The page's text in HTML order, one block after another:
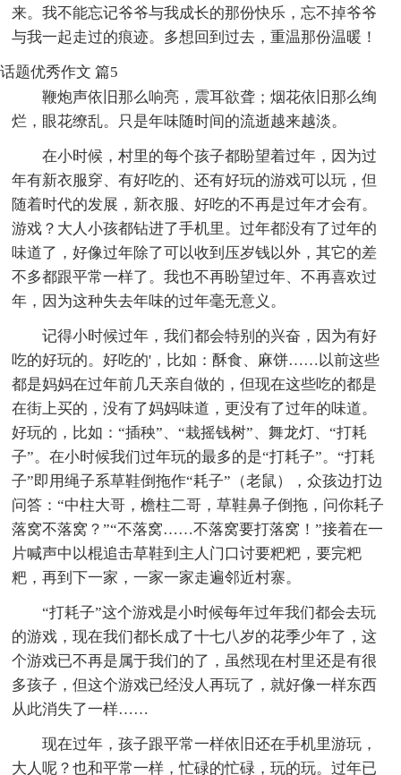
来。我不能忘记爷爷与我成长的那份快乐，忘不掉爷爷
与我一起走过的痕迹。多想回到过去，重温那份温暖！
话题优秀作文 篇5
鞭炮声依旧那么响亮，震耳欲聋；烟花依旧那么绚
烂，眼花缭乱。只是年味随时间的流逝越来越淡。
在小时候，村里的每个孩子都盼望着过年，因为过
年有新衣服穿、有好吃的、还有好玩的游戏可以玩，但
随着时代的发展，新衣服、好吃的不再是过年才会有。
游戏？大人小孩都钻进了手机里。过年都没有了过年的
味道了，好像过年除了可以收到压岁钱以外，其它的差
不多都跟平常一样了。我也不再盼望过年、不再喜欢过
年，因为这种失去年味的过年毫无意义。
记得小时候过年，我们都会特别的兴奋，因为有好
吃的好玩的。好吃的'，比如：酥食、麻饼……以前这些
都是妈妈在过年前几天亲自做的，但现在这些吃的都是
在街上买的，没有了妈妈味道，更没有了过年的味道。
好玩的，比如：“插秧”、“栽摇钱树”、舞龙灯、“打耗
子”。在小时候我们过年玩的最多的是“打耗子”。“打耗
子”即用绳子系草鞋倒拖作“耗子”（老鼠），众孩边打边
问答：“中柱大哥，檐柱二哥，草鞋鼻子倒拖，问你耗子
落窝不落窝？”“不落窝……不落窝要打落窝！”接着在一
片喊声中以棍追击草鞋到主人门口讨要粑粑，要完粑
粑，再到下一家，一家一家走遍邻近村寨。
“打耗子”这个游戏是小时候每年过年我们都会去玩
的游戏，现在我们都长成了十七八岁的花季少年了，这
个游戏已不再是属于我们的了，虽然现在村里还是有很
多孩子，但这个游戏已经没人再玩了，就好像一样东西
从此消失了一样……
现在过年，孩子跟平常一样依旧还在手机里游玩，
大人呢？也和平常一样，忙碌的忙碌，玩的玩。过年已